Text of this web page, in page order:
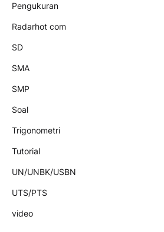
Pengukuran
Radarhot com
SD
SMA
SMP
Soal
Trigonometri
Tutorial
UN/UNBK/USBN
UTS/PTS
video